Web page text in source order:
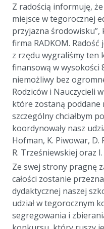
Z radością informuję, że
miejsce w tegorocznej
przyjazna
firma RADKOM.
z rzędu wygraliśmy ten
finansową w wysokości
niemożliwy bez
Rodziców i Nauczycieli
które zostaną poddane
szczególny chciałbym
koordynowały nasz
Hofman, K. Piwowar, D.
R. Trześniewskiej oraz
Ze swej strony pragnę
całości zostanie
dydaktycznej naszej
udział w tegorocznym
segregowania i